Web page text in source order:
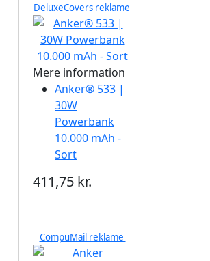
DeluxeCovers reklame
Mere information
Anker® 533 |
30W
Powerbank
10.000 mAh -
Sort
411,75 kr.
CompuMail reklame